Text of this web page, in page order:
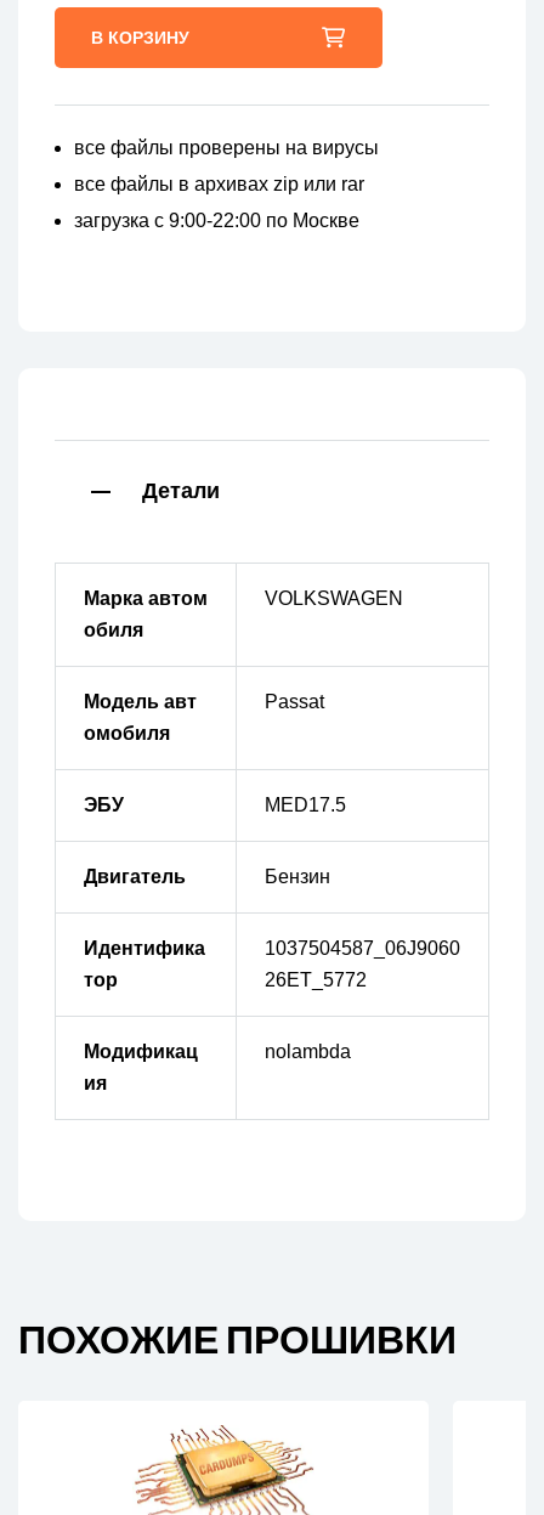
В КОРЗИНУ
все файлы проверены на вирусы
все файлы в архивах zip или rar
загрузка с 9:00-22:00 по Москве
Детали
Марка автом
обиля
VOLKSWAGEN
Модель авт
омобиля
Passat
ЭБУ MED17.5
Двигатель Бензин
Идентифика
тор
1037504587_06J9060
26ET_5772
Модификац
ия
nolambda
ПОХОЖИЕ ПРОШИВКИ